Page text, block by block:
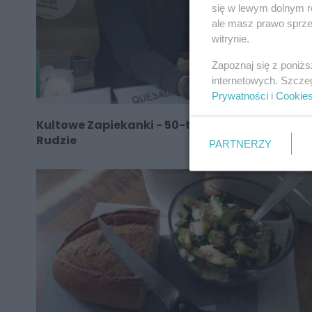
Kultowe Zapiekanki - 50-tka - od dziś też w
Rudzie
się w lewym dolnym
ale masz prawo
witrynie.
Zapoznaj się z
internetowych.
Prywatności i Cookies
PARTNERZY